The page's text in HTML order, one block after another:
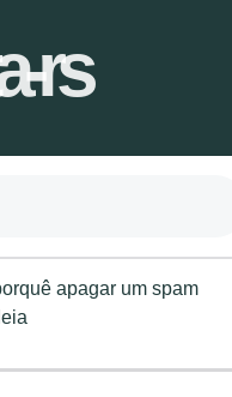
rs
apagar um spam